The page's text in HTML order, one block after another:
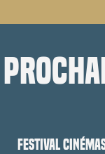
Festival